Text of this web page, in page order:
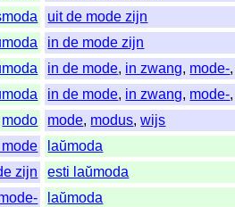
uit de mode zijn
in de mode zijn
in de mode, in zwang, mode-
in de mode, in zwang, mode-
modo
mode, modus,wijs
laŭmoda
zijn
esti laŭmoda
laŭmoda